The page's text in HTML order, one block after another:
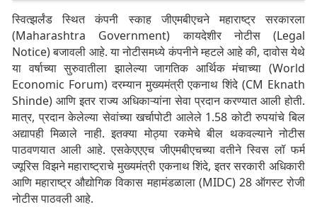
स्वित्झर्लंड स्थित कंपनी स्काह जीएमबीएचने महाराष्ट्र सरकारला
(Maharashtra Government) कायदेशीर नोटीस (Legal
Notice) बजावली आहे. या नोटीसमध्ये कंपनीने म्हटले आहे की, दावोस येथे
या वर्षाच्या सुरुवातीला झालेल्या जागतिक आर्थिक मंचाच्या (World
Economic Forum) दरम्यान मुख्यमंत्री एकनाथ शिंदे (CM Eknath
Shinde) आणि इतर राज्य अधिकाऱ्यांना सेवा प्रदान करण्यात आली होती.
मात्र, प्रदान केलेल्या सेवांच्या खर्चापोटी आलेले 1.58 कोटी रुपयांचे बिल
अद्यापही मिळाले नाही. इतक्या मोठ्या रकमेचे बील थकवल्याने नोटीस
पाठवणयात आली आहे. एसकेएएएच जीएमबीएचच्या वतीने स्विस लॉ फर्म
ज्यूरिस विझने महाराष्ट्राचे मुख्यमंत्री एकनाथ शिंदे, इतर सरकारी अधिकारी
आणि महाराष्ट्र औद्योगिक विकास महामंडळाला (MIDC) 28 ऑगस्ट रोजी
नोटीस पाठवली आहे.